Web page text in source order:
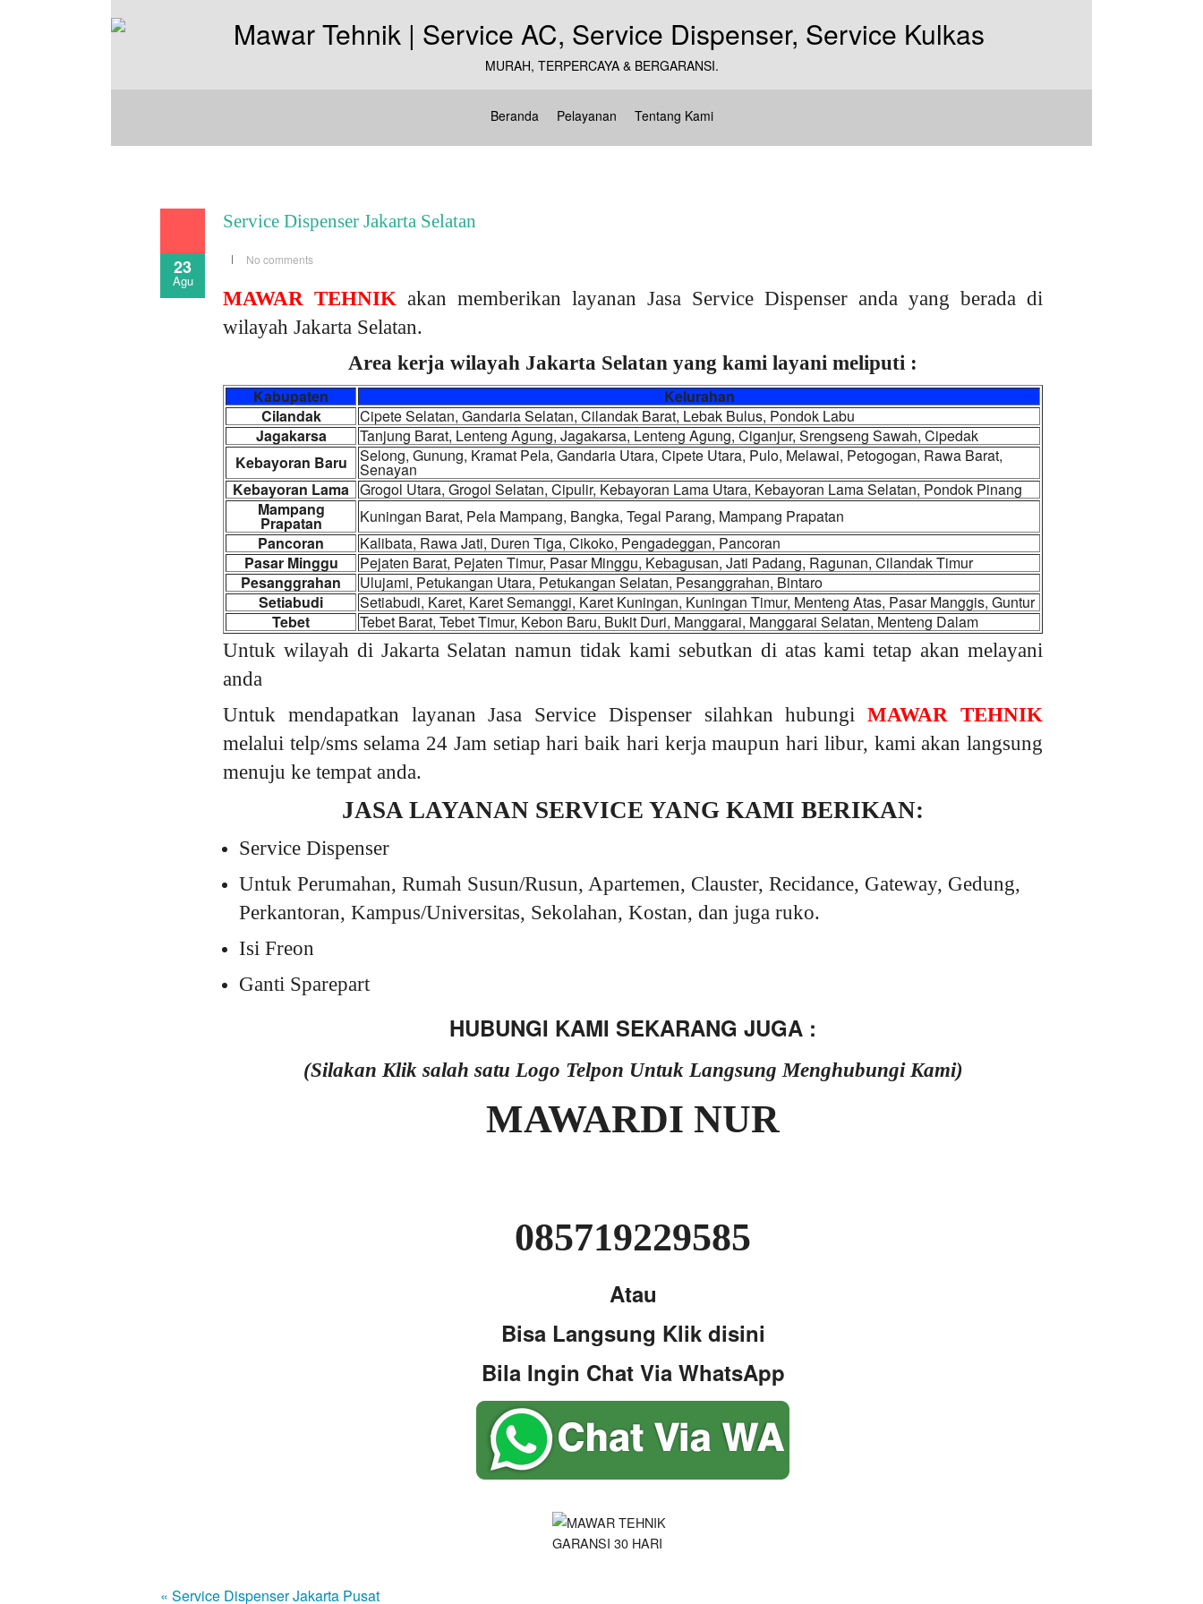
MURAH, TERPERCAYA & BERGARANSI.
Beranda Pelayanan Tentang Kami
23
Agu
Service Dispenser Jakarta Selatan
No comments
MAWAR TEHNIK akan memberikan layanan Jasa Service Dispenser anda yang berada di
wilayah Jakarta Selatan.
Area kerja wilayah Jakarta Selatan yang kami layani meliputi :
Kabupaten
Kelurahan
Cilandak
Cipete Selatan, Gandaria Selatan, Cilandak Barat, Lebak Bulus, Pondok Labu
Jagakarsa
Tanjung Barat, Lenteng Agung, Jagakarsa, Lenteng Agung, Ciganjur, Srengseng Sawah, Cipedak
Kebayoran Baru
Selong, Gunung, Kramat Pela, Gandaria Utara, Cipete Utara, Pulo, Melawai, Petogogan, Rawa Barat,
Senayan
Kebayoran Lama Grogol Utara, Grogol Selatan, Cipulir, Kebayoran Lama Utara, Kebayoran Lama Selatan, Pondok Pinang
Mampang
Prapatan
Kuningan Barat, Pela Mampang, Bangka, Tegal Parang, Mampang Prapatan
Pancoran
Kalibata, Rawa Jati, Duren Tiga, Cikoko, Pengadeggan, Pancoran
Pasar Minggu
Pejaten Barat, Pejaten Timur, Pasar Minggu, Kebagusan, Jati Padang, Ragunan, Cilandak Timur
Pesanggrahan
Ulujami, Petukangan Utara, Petukangan Selatan, Pesanggrahan, Bintaro
Setiabudi
Setiabudi, Karet, Karet Semanggi, Karet Kuningan, Kuningan Timur, Menteng Atas, Pasar Manggis, Guntur
Tebet
Tebet Barat, Tebet Timur, Kebon Baru, Bukit Duri, Manggarai, Manggarai Selatan, Menteng Dalam
Untuk wilayah di Jakarta Selatan namun tidak kami sebutkan di atas kami tetap akan melayani
anda
Untuk mendapatkan layanan Jasa Service Dispenser silahkan hubungiMAWAR TEHNIK
melalui telp/sms selama 24 Jam setiap hari baik hari kerja maupun hari libur, kami akan langsung
menuju ke tempat anda.
JASA LAYANAN SERVICE YANG KAMI BERIKAN:
Service Dispenser
Untuk Perumahan, Rumah Susun/Rusun, Apartemen, Clauster, Recidance, Gateway, Gedung,
Perkantoran, Kampus/Universitas, Sekolahan, Kostan, dan juga ruko.
Isi Freon
Ganti Sparepart
HUBUNGI KAMI SEKARANG JUGA :
(Silakan Klik salah satu Logo Telpon Untuk Langsung Menghubungi Kami)
MAWARDI NUR
085719229585
Atau
Bisa Langsung Klik disini
Bila Ingin Chat Via WhatsApp
« Service Dispenser Jakarta Pusat